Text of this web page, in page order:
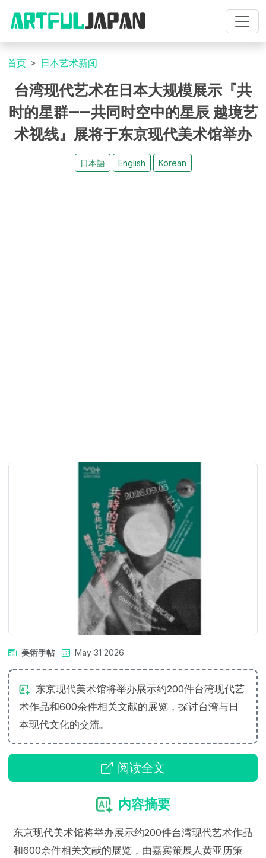
首页 日本艺术新闻
台湾现代艺术在日本大规模展示『共
时的星群——共同时空中的星辰 越境艺
术视线』展将于东京现代美术馆举办
日本語 English Korean
美術手帖 May 31 2026
东京现代美术馆将举办展示约200件台湾现代艺
术作品和600余件相关文献的展览，探讨台湾与日
本现代文化的交流。
阅读全文
内容摘要
东京现代美术馆将举办展示约200件台湾现代艺术作品
和600余件相关文献的展览，由嘉宾策展人黄亚历策